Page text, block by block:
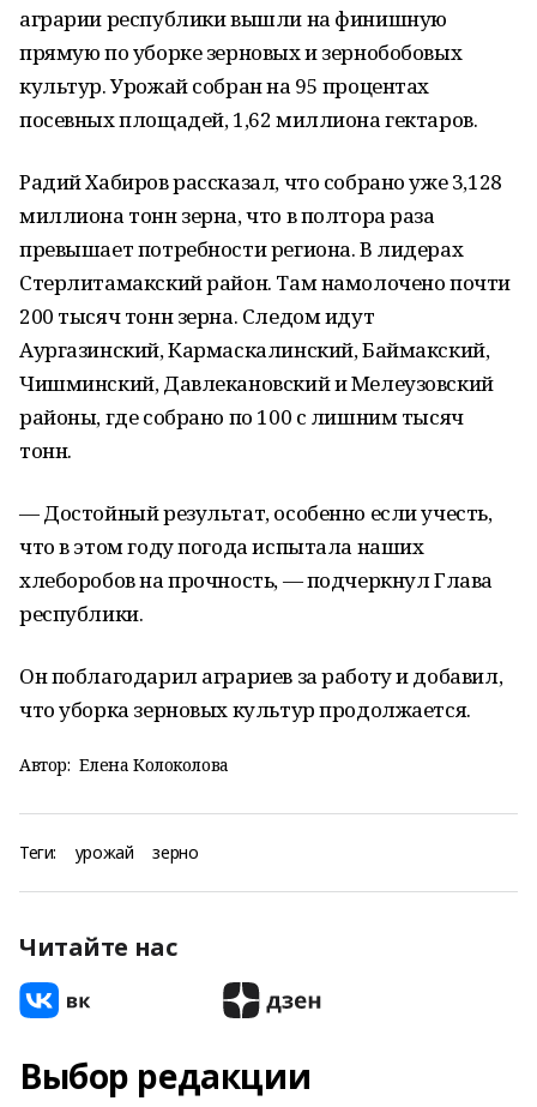
аграрии республики вышли на финишную
прямую по уборке зерновых и зернобобовых
культур. Урожай собран на 95 процентах
посевных площадей, 1,62 миллиона гектаров.
Радий Хабиров рассказал, что собрано уже 3,128
миллиона тонн зерна, что в полтора раза
превышает потребности региона. В лидерах
Стерлитамакский район. Там намолочено почти
200 тысяч тонн зерна. Следом идут
Аургазинский, Кармаскалинский, Баймакский,
Чишминский, Давлекановский и Мелеузовский
районы, где собрано по 100 с лишним тысяч
тонн.
— Достойный результат, особенно если учесть,
что в этом году погода испытала наших
хлеборобов на прочность, — подчеркнул Глава
республики.
Он поблагодарил аграриев за работу и добавил,
что уборка зерновых культур продолжается.
Автор: Елена Колоколова
Теги: урожай зерно
Читайте нас
Выбор редакции